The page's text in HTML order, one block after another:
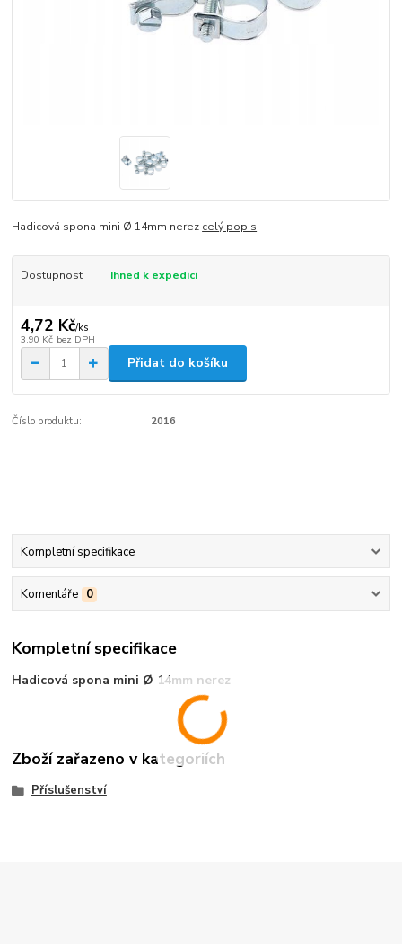
Hadicová spona mini Ø 14mm nerez celý popis
Dostupnost Ihned k expedici
4,72 Kč/ks
3,90 Kč bez DPH
Přidat do košíku
Číslo produktu: 2016
Kompletní specifikace
Komentáře 0
Kompletní specifikace
Hadicová spona mini Ø 14mm nerez
Zboží zařazeno v kategoriích
Příslušenství